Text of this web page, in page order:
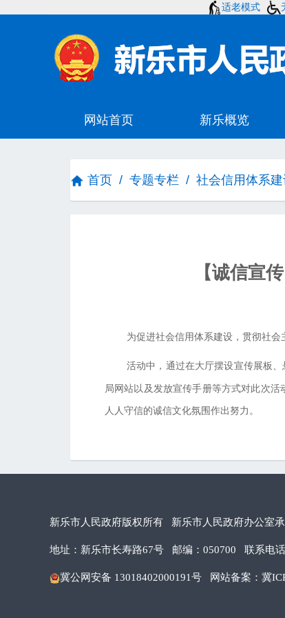
适老模式
首页 / 专题专栏 / 社会信用体系建
【诚信宣
为促进社会信用体系建设，贯彻社会
活动中，通过在大厅摆设宣传展板
局网站以及发放宣传手册等方式对此次活
人人守信的诚信文化氛围作出努力。